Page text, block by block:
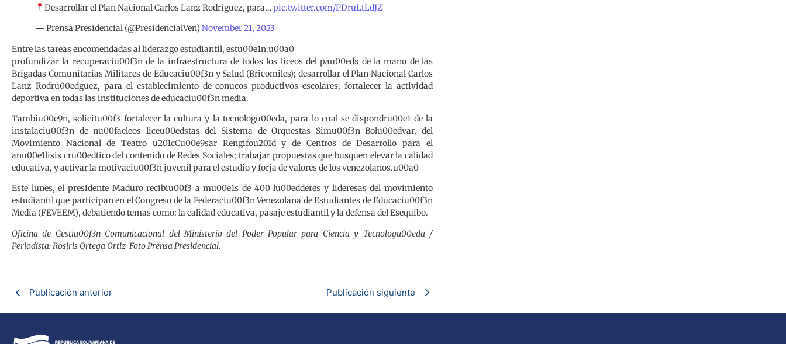
Desarrollar el Plan Nacional Carlos Lanz Rodríguez, para… pic.twitter.com/PDruLtLdJZ
— Prensa Presidencial (@PresidencialVen) November 21, 2023
Entre las tareas encomendadas al liderazgo estudiantil, estu00e1n:u00a0
profundizar la recuperaciu00f3n de la infraestructura de todos los liceos del pau00eds de la mano de las
Brigadas Comunitarias Militares de Educaciu00f3n y Salud (Bricomiles); desarrollar el Plan Nacional Carlos
Lanz Rodru00edguez, para el establecimiento de conucos productivos escolares; fortalecer la actividad
deportiva en todas las instituciones de educaciu00f3n media.
Tambiu00e9n, solicitu00f3 fortalecer la cultura y la tecnologu00eda, para lo cual se dispondru00e1 de la
instalaciu00f3n de nu00facleos liceu00edstas del Sistema de Orquestas Simu00f3n Bolu00edvar, del
Movimiento Nacional de Teatro u201cCu00e9sar Rengifou201d y de Centros de Desarrollo para el
anu00e1lisis cru00edtico del contenido de Redes Sociales; trabajar propuestas que busquen elevar la calidad
educativa, y activar la motivaciu00f3n juvenil para el estudio y forja de valores de los venezolanos.u00a0
Este lunes, el presidente Maduro recibiu00f3 a mu00e1s de 400 lu00edderes y lideresas del movimiento
estudiantil que participan en el Congreso de la Federaciu00f3n Venezolana de Estudiantes de Educaciu00f3n
Media (FEVEEM), debatiendo temas como: la calidad educativa, pasaje estudiantil y la defensa del Esequibo.
Oficina de Gestiu00f3n Comunicacional del Ministerio del Poder Popular para Ciencia y Tecnologu00eda /
Periodista: Rosiris Ortega Ortiz-Foto Prensa Presidencial.
Publicación anterior Publicación siguiente